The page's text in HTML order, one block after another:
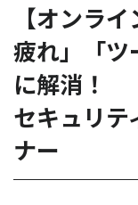
【オンラ
疲れ」「ツ
に解消！
セキュリテ
ナー